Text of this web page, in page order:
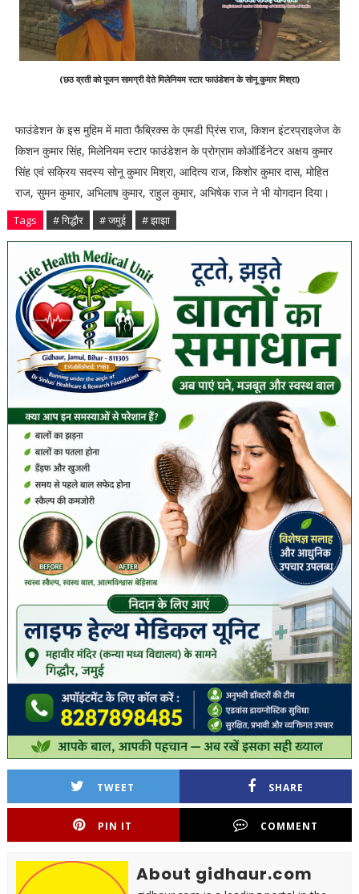
(छठ व्रती को पूजन सामग्री देते मिलेनियम स्टार फाउंडेशन के सोनू कुमार मिश्रा)
फाउंडेशन के इस मुहिम में माता फैब्रिक्स के एमडी प्रिंस राज, किशन इंटरप्राइजेज के
किशन कुमार सिंह, मिलेनियम स्टार फाउंडेशन के प्रोग्राम कोऑर्डिनेटर अक्षय कुमार
सिंह एवं सक्रिय सदस्य सोनू कुमार मिश्रा, आदित्य राज, किशोर कुमार दास, मोहित
राज, सुमन कुमार, अभिलाष कुमार, राहुल कुमार, अभिषेक राज ने भी योगदान दिया।
Tags # गिद्धौर # जमुई # झाझा
TWEET SHARE
PIN IT COMMENT
About gidhaur.com